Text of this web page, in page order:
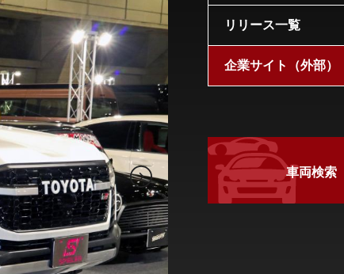
リリース一覧
企業サイト（外部）
車両検索